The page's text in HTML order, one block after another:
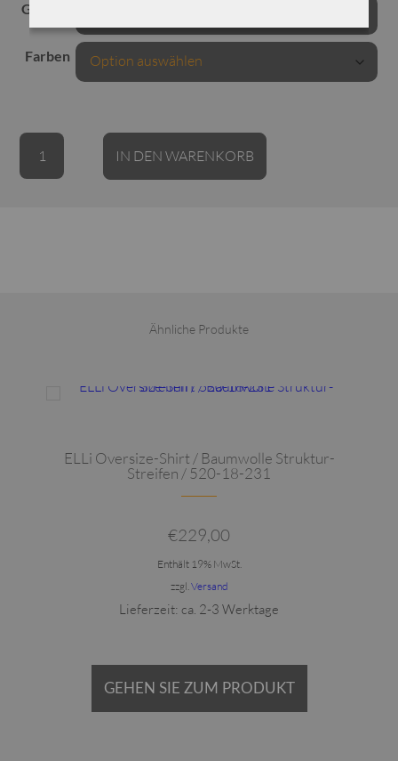
Grössen
Farben
ELLi
Schlauchkleid
IN DEN WARENKORB
Alternative:
Ähnliche Produkte
Dieses Produkt weist mehrere Varianten auf. Die Optionen können auf der Produktseite gewählt werden
ELLi Oversize-Shirt / Baumwolle Struktur-
Streifen / 520-18-231
€229,00
Enthält 19% MwSt.
zzgl.Versand
Lieferzeit: ca. 2-3 Werktage
GEHEN SIE ZUM PRODUKT